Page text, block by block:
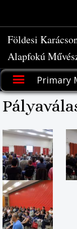
content
Földesi
Alapfokú
Primary